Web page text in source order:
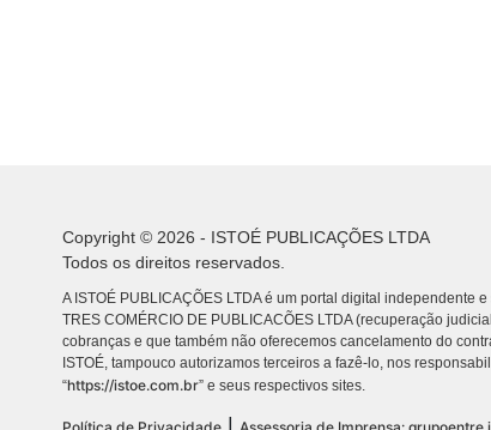
Copyright © 2026 - ISTOÉ PUBLICAÇÕES LTDA
Todos os direitos reservados.
A ISTOÉ PUBLICAÇÕES LTDA é um portal digital independente
TRES COMÉRCIO DE PUBLICACÕES LTDA (recuperação
cobranças e que também não oferecemos cancelamento do
ISTOÉ, tampouco autorizamos terceiros a fazê-lo, nos
“https://istoe.com.br” e seus respectivos sites.